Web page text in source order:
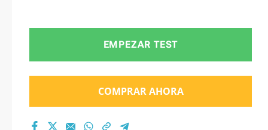
EMPEZAR TEST
COMPRAR AHORA